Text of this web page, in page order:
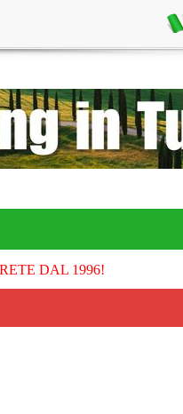
DAL 1996!